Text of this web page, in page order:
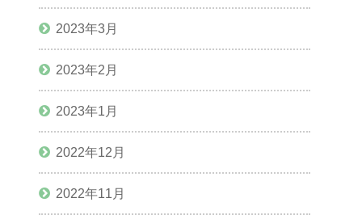
2023年3月
2023年2月
2023年1月
2022年12月
2022年11月